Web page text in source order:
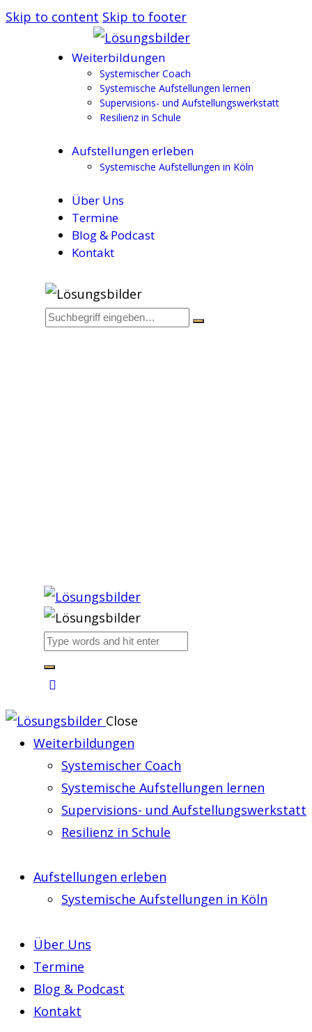
Skip to content Skip to footer
Weiterbildungen
Systemischer Coach
Systemische Aufstellungen lernen
Supervisions- und Aufstellungswerkstatt
Resilienz in Schule
Aufstellungen erleben
Systemische Aufstellungen in Köln
Über Uns
Termine
Blog & Podcast
Kontakt
Close
Weiterbildungen
Systemischer Coach
Systemische Aufstellungen lernen
Supervisions- und Aufstellungswerkstatt
Resilienz in Schule
Aufstellungen erleben
Systemische Aufstellungen in Köln
Über Uns
Termine
Blog & Podcast
Kontakt